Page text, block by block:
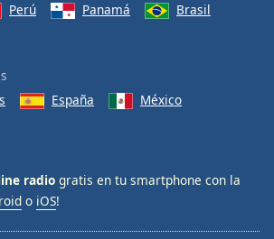
Perú Panamá
Brasil
España
México
radio gratis en tu smartphone con la
o iOS!